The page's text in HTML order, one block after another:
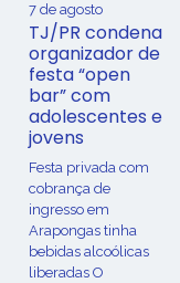
7 de agosto
TJ/PR condena
organizador de
festa “open
bar” com
adolescentes e
jovens
Festa privada com
cobrança de
ingresso em
Arapongas tinha
bebidas alcoólicas
liberadas O